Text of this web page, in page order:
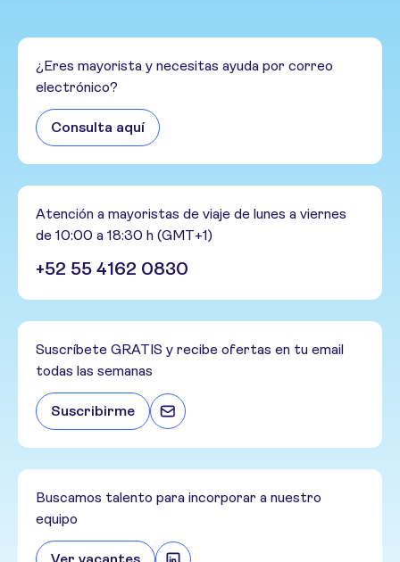
¿Eres mayorista y necesitas ayuda por correo
electrónico?
Consulta aquí
Atención a mayoristas de viaje de lunes a viernes
de 10:00 a 18:30 h (GMT+1)
+52 55 4162 0830
Suscríbete GRATIS y recibe ofertas en tu email
todas las semanas
Suscribirme
Buscamos talento para incorporar a nuestro
equipo